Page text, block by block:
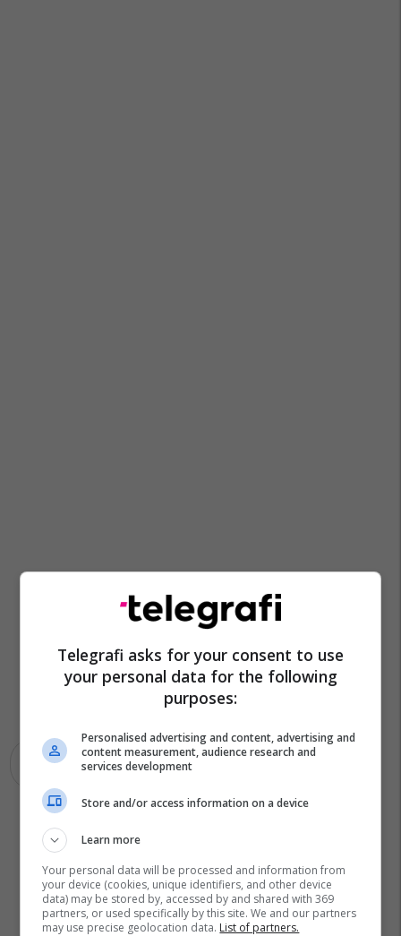
Lufta Në Iran
Telegrafi asks for your consent to use
your personal data for the following
purposes:
Personalised advertising and content, advertising and
content measurement, audience research and
services development
Store and/or access information on a device
Learn more
Your personal data will be processed and information from
your device (cookies, unique identifiers, and other device
data) may be stored by, accessed by and shared with 369
partners, or used specifically by this site. We and our partners
may use precise geolocation data. List of partners.